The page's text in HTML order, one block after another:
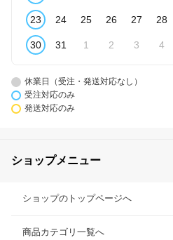
23 24 25 26 27 28
30 31 1 2 3 4
休業日（受注・発送対応なし）
受注対応のみ
発送対応のみ
ショップメニュー
ショップのトップページへ
商品カテゴリ一覧へ